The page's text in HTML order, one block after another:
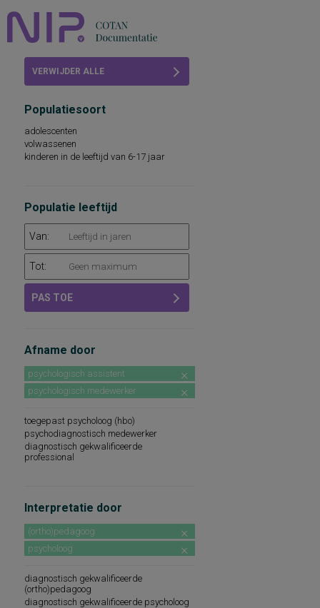
VERWIJDER ALLE
Populatiesoort
adolescenten
volwassenen
kinderen in de leeftijd van 6-17 jaar
Populatie leeftijd
Van:
Tot:
PAS TOE
Afname door
psychologisch assistent
psychologisch medewerker
toegepast psycholoog (hbo)
psychodiagnostisch medewerker
diagnostisch gekwalificeerde
professional
Interpretatie door
(ortho)pedagoog
psycholoog
diagnostisch gekwalificeerde
(ortho)pedagoog
diagnostisch gekwalificeerde psycholoog